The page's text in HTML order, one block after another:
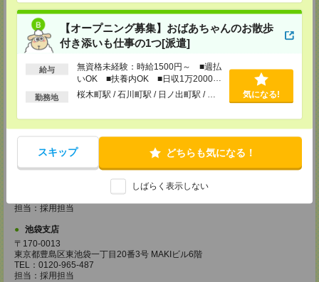
【オープニング募集】おばあちゃんのお散歩
付き添いも仕事の1つ[派遣]
給与
無資格未経験：時給1500円～ ■週払
いOK ■扶養内OK ■日収1万2000円
以上
勤務地 桜木町駅 / 石川町駅 / 日ノ出町駅 / … 気になる!
スキップ どちらも気になる！
しばらく表示しない
〒320-0033 栃木県宇都宮市本町4-15 宇都宮NIビル3F
TEL：0120-965-487
担当：採用担当
藤沢支店
神奈川県藤沢市鵠沼石上1－5－4 ISM藤沢 4階
TEL：0120-965-487
千葉県柏市柏4－2－1 メットライフ柏ビル7階
TEL：0120-965-487
担当：採用担当
担当：採用担当
池袋支店
〒170-0013
東京都豊島区東池袋一丁目20番3号 MAKIビル6階
TEL：0120-965-487
担当：採用担当